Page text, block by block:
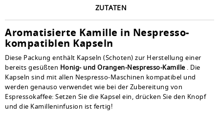
ZUTATEN
Aromatisierte Kamille in Nespresso-
kompatiblen Kapseln
Diese Packung enthält Kapseln (Schoten) zur Herstellung einer
bereits gesüßten Honig- und Orangen-Nespresso-Kamille . Die
Kapseln sind mit allen Nespresso-Maschinen kompatibel und
werden genauso verwendet wie bei der Zubereitung von
Espressokaffee: Setzen Sie die Kapsel ein, drücken Sie den Knopf
und die Kamilleninfusion ist fertig!